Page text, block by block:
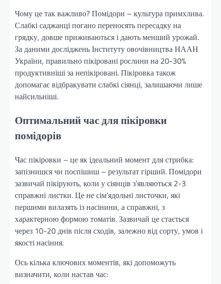
Чому це так важливо? Помідори – культура примхлива.
Слабкі саджанці погано переносять пересадку на
грядку, довше приживаються і дають менший урожай.
За даними досліджень Інституту овочівництва НААН
України, правильно пікіровані рослини на 20-30%
продуктивніші за непікіровані. Пікіровка також
допомагає відбракувати слабкі сіянці, залишаючи лише
найсильніші.
Оптимальний час для пікіровки
помідорів
Час пікіровки – це як ідеальний момент для стрибка:
запізнишся чи поспішиш – результат гірший. Помідори
зазвичай пікірують, коли у сіянців з’являються 2-3
справжні листки. Це не сім’ядольні листочки, які
першими вилазять із насінини, а справжні, з
характерною формою томатів. Зазвичай це стається
через 10-20 днів після сходів, залежно від сорту, умов і
якості насіння.
Ось кілька ключових моментів, які допоможуть
визначити, коли настав час: